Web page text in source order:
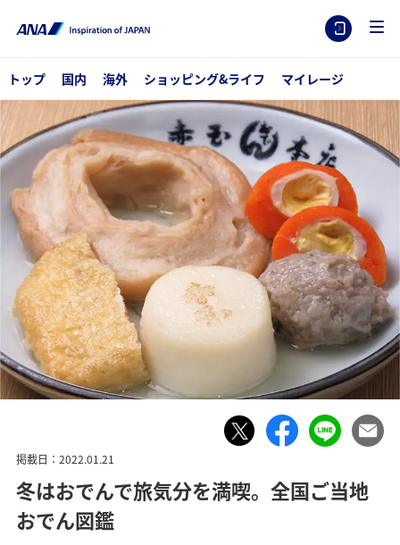
トップ 国内 海外 ショッピング&ライフ マイレージ
掲載日：2022.01.21
冬はおでんで旅気分を満喫。全国ご当地
おでん図鑑